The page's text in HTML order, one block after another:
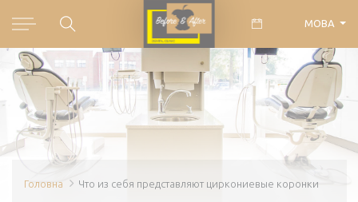
МОВА
Головна Что из себя представляют циркониевые коронки